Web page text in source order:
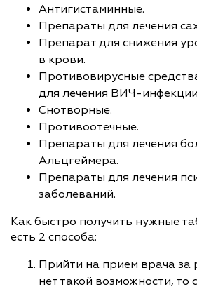
Антигистаминные.
Препараты для лечения
Препарат для снижения
в крови.
Противовирусные
для лечения ВИЧ-
Снотворные.
Противоотечные.
Препараты для лечения
Альцгеймера.
Препараты для лечения
заболеваний.
Как быстро получить нужные
есть 2 способа:
Прийти на прием врача за
нет такой возможности, то